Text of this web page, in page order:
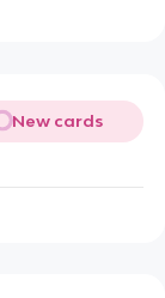
New cards